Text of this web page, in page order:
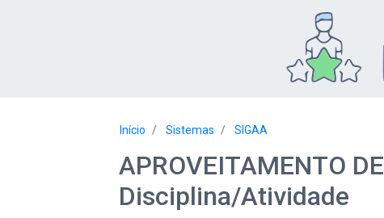
Início Sistemas SIGAA
APROVEITAMENTO
Disciplina/Atividade